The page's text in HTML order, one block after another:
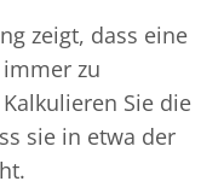
zeigt, dass eine
zu
Sie die
sie in etwa der